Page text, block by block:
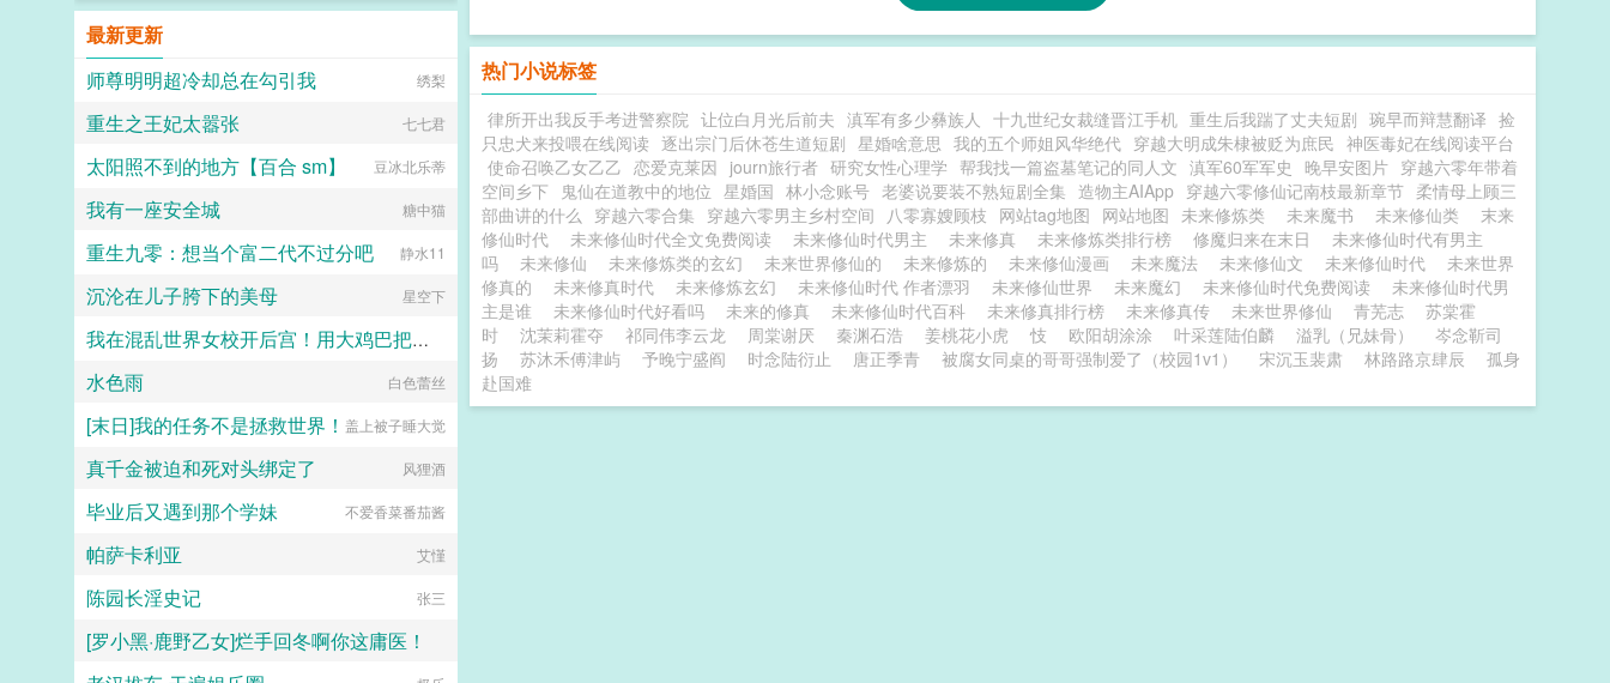
热门小说标签
律所开出我反手考进警察院 让位白月光后前夫 滇军有多少彝族人 十九世纪女裁缝晋江手机 重生后我踹了丈夫短剧 琬早而辩慧翻译 捡
只忠犬来投喂在线阅读 逐出宗门后休苍生道短剧 星婚啥意思 我的五个师姐风华绝代 穿越大明成朱棣被贬为庶民 神医毒妃在线阅读平台
使命召唤乙女乙乙 恋爱克莱因 journ旅行者 研究女性心理学 帮我找一篇盗墓笔记的同人文 滇军60军军史 晚早安图片 穿越六零年带着
空间乡下
鬼仙在道教中的地位 星婚国 林小念账号 老婆说要装不熟短剧全集 造物主AIApp 穿越六零修仙记南枝最新章节 柔情母上顾三
部曲讲的什么 穿越六零合集 穿越六零男主乡村空间 八零寡嫂顾枝 网站tag地图 网站地图 未来修炼类 未来魔书 未来修仙类
末来
修仙时代
未来修仙时代全文免费阅读 未来修仙时代男主 未来修真 未来修炼类排行榜 修魔归来在末日
未来修仙时代有男主
吗
未来修仙 未来修炼类的玄幻 未来世界修仙的 未来修炼的 未来修仙漫画 未来魔法 未来修仙文 未来修仙时代
未来世界
修真的
未来修真时代 未来修炼玄幻 未来修仙时代 作者漂羽 未来修仙世界 未来魔幻 未来修仙时代免费阅读
未来修仙时代男
主是谁
未来修仙时代好看吗 未来的修真 未来修仙时代百科 未来修真排行榜 未来修真传 未来世界修仙 青芜志
苏棠霍
时
沈茉莉霍夺 祁同伟李云龙 周棠谢厌 秦渊石浩 姜桃花小虎 忮 欧阳胡涂涂 叶采莲陆伯麟 溢乳（兄妹骨）
岑念靳司
扬
苏沐禾傅津屿 予晚宁盛阎 时念陆衍止 唐正季青 被腐女同桌的哥哥强制爱了（校园1v1） 宋沉玉裴肃 林路路京肆辰
孤身
赴国难
最新更新
师尊明明超冷却总在勾引我
绣梨
重生之王妃太嚣张 七七君
太阳照不到的地方【百合 sm】 豆冰北乐蒂
我有一座安全城 糖中猫
重生九零：想当个富二代不过分吧 静水11
沉沦在儿子胯下的美母 星空下
我在混乱世界女校开后宫！用大鸡巴把诡异妹妹，绝色校花，血族大小姐……肏成专属精液便器，淫乱母狗
最爱萝莉杯子
水色雨 白色蕾丝
[末日]我的任务不是拯救世界！ 盖上被子睡大觉
真千金被迫和死对头绑定了 风狸酒
毕业后又遇到那个学妹 不爱香菜番茄酱
帕萨卡利亚 艾慬
陈园长淫史记 张三
[罗小黑·鹿野乙女]烂手回冬啊你这庸医！